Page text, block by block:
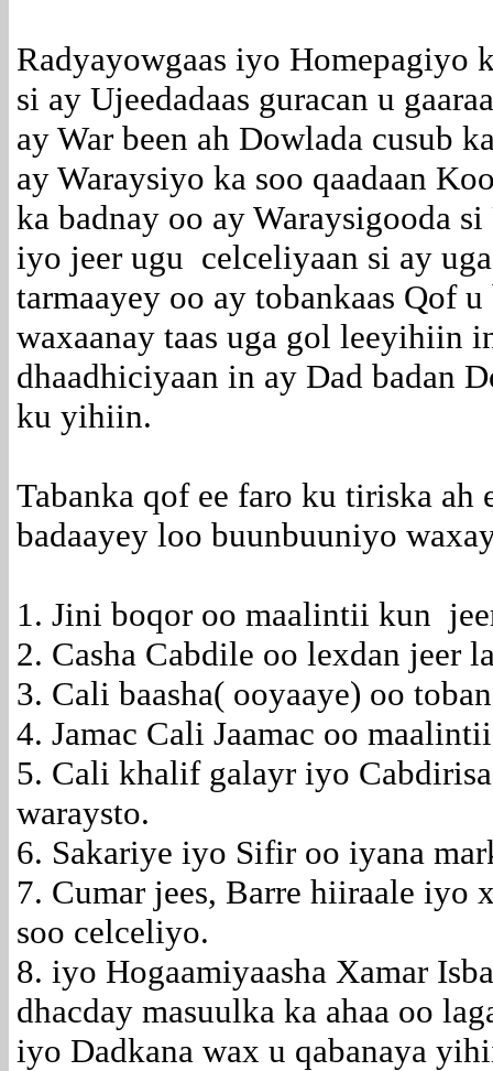
Radyayowgaas iyo Homepagiyo
si ay Ujeedadaas guracan u
ay War been ah Dowlada cusub
ay Waraysiyo ka soo qaadaan
ka badnay oo ay Waraysigooda
iyo jeer ugu celceliyaan si ay
tarmaayey oo ay tobankaas Qof
waxaanay taas uga gol leeyihiin
dhaadhiciyaan in ay Dad badan
ku yihiin.
Tabanka qof ee faro ku tiriska ah
badaayey loo buunbuuniyo
1. Jini boqor oo maalintii kun
2. Casha Cabdile oo lexdan jeer
3. Cali baasha( ooyaaye) oo
4. Jamac Cali Jaamac oo
5. Cali khalif galayr iyo
waraysto.
6. Sakariye iyo Sifir oo iyana
7. Cumar jees, Barre hiiraale iyo
soo celceliyo.
8. iyo Hogaamiyaasha Xamar
dhacday masuulka ka ahaa oo
iyo Dadkana wax u qabanaya